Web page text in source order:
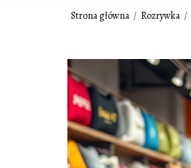
Strona główna / Rozrywka /